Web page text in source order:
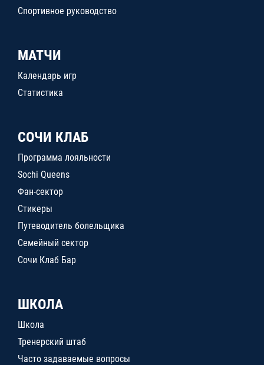
Спортивное руководство
МАТЧИ
Календарь игр
Статистика
СОЧИ КЛАБ
Программа лояльности
Sochi Queens
Фан-сектор
Стикеры
Путеводитель болельщика
Семейный сектор
Сочи Клаб Бар
ШКОЛА
Школа
Тренерский штаб
Часто задаваемые вопросы